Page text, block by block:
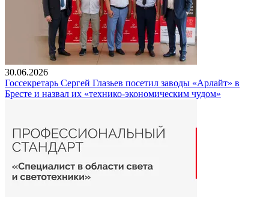
30.06.2026
Госсекретарь Сергей Глазьев посетил заводы «Арлайт» в
Бресте и назвал их «технико-экономическим чудом»